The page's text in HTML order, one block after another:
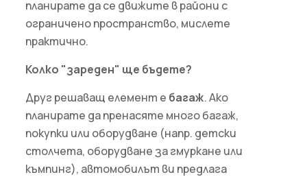
планирате да се движите в райони с
ограничено пространство, мислете
практично.
Колко "зареден" ще бъдете?
Друг решаващ елемент е багаж. Ако
планирате да пренасяте много багаж,
покупки или оборудване (напр. детски
столчета, оборудване за гмуркане или
къмпинг), автомобилът ви предлага